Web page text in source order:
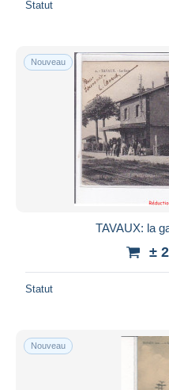
Statut
Nouveau
TAVAUX: la
±
Statut
Nouveau